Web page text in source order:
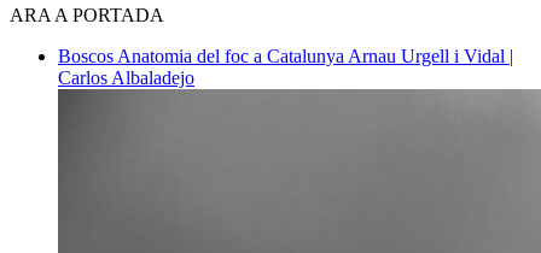
ARA A PORTADA
Boscos Anatomia del foc a Catalunya Arnau Urgell i Vidal |
Carlos Albaladejo